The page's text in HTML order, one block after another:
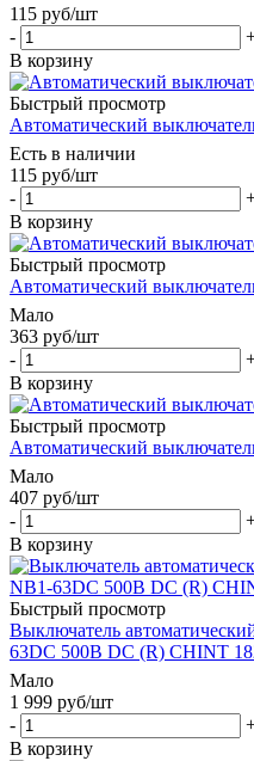
115 руб/шт
-
В корзину
Быстрый просмотр
Автоматический
Есть в наличии
115 руб/шт
-
В корзину
Быстрый просмотр
Автоматический
Мало
363 руб/шт
-
В корзину
Быстрый просмотр
Автоматический
Мало
407 руб/шт
-
В корзину
Быстрый просмотр
Выключатель
63DC 500В DC (R) CHINT
Мало
1 999 руб/шт
-
В корзину